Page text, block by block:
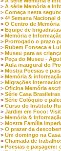
> A série Memória e
> Começa nesta
> 4ª Semana Nacional
> O Centro de
> Equipe de
> Memória e
> Prorrogado o prazo
> Rubem Fonseca e
> Museu para as
> Peça do Museu -
> Aula inaugural do
> Mostra Poesias e
> Memória &
> Migrações
> Oficina Memória
> Série Casa
> Série Colóquio e
> Curso do Instituto
> Jardim em Foco:
> Memória &
> Mostra Família
> O prazer da
> Um domingo na
> Chamada de
> Poesias e paisagem: